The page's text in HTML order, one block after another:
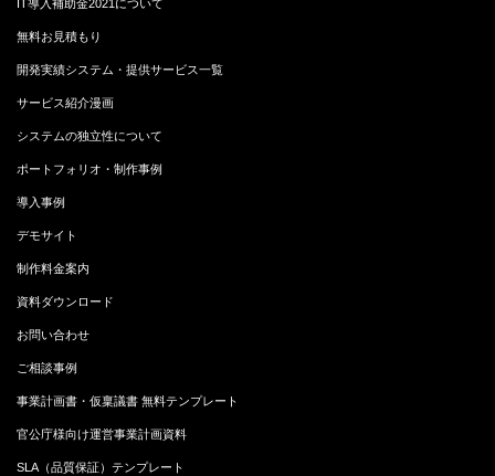
IT導入補助金2021について
無料お見積もり
開発実績システム・提供サービス一覧
サービス紹介漫画
システムの独立性について
ポートフォリオ・制作事例
導入事例
デモサイト
制作料金案内
資料ダウンロード
お問い合わせ
ご相談事例
事業計画書・仮稟議書 無料テンプレート
官公庁様向け運営事業計画資料
SLA（品質保証）テンプレート